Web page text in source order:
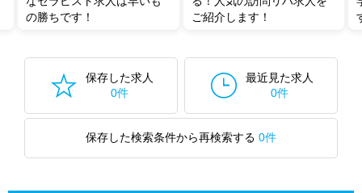
の勝ちです！
ご紹介します！
保存した求人
0件
最近見た求人
0件
保存した検索条件から再検索する 0件